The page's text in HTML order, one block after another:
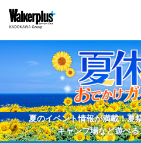
夏のイベント情報が満載！夏
キャンプ場など遊べ